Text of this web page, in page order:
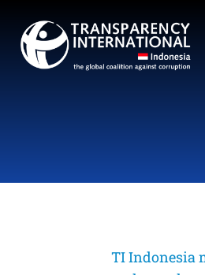
TI Indonesia